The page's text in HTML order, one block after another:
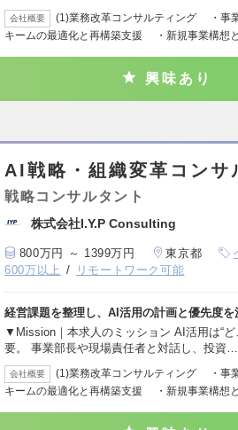
会社概要
(1)業務改革コンサルティング ・事
キームの最適化と再構築支援 ・新規事業構想
興味あり
AI戦略・組織変革コン
戦略コンサルタント
株式会社I.Y.P Consulting
800万円 ～ 1399万円 東京都
600万以上
リモートワーク可能
経営課題を整理し、AI活用の計画と優先度を
▼Mission｜本求人のミッション AI活用は“
要。 事業部長や現場責任者と対話し、投資…
会社概要
(1)業務改革コンサルティング ・事
キームの最適化と再構築支援 ・新規事業構想